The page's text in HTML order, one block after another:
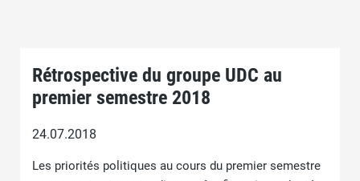
Rétrospective du groupe UDC au
premier semestre 2018
24.07.2018
Les priorités politiques au cours du premier semestre